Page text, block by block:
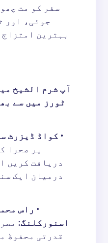
سفر کو مت
جوئی، اور
بہترین امتزاج
آپ شرم الشیخ
ٹورز میں سے
• کواڈ ڈیزرٹ
پر صحرا
دریافت کریں
درمیان ایک
• راس
اسنورکلنگ:
قدرتی محفوظ